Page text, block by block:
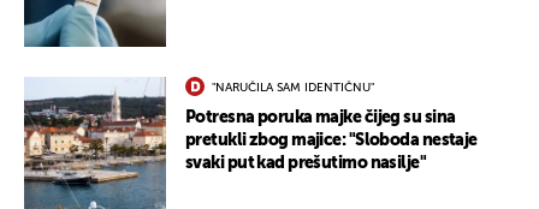
"NARUČILA SAM IDENTIČNU"
Potresna poruka majke čijeg su sina
pretukli zbog majice: "Sloboda nestaje
svaki put kad prešutimo nasilje"
UKLJUČITE NOTIFIKACIJE